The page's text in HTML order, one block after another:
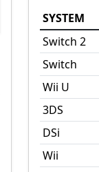
SYSTEM
Switch 2
Switch
Wii U
3DS
DSi
Wii